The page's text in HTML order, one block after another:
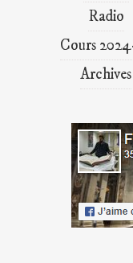
Radio
Cours
Archives